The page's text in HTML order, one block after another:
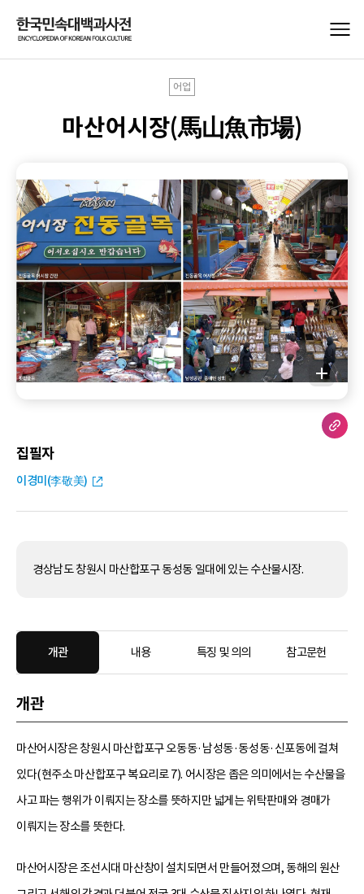
어업
마산어시장(馬山魚市場)
집필자
이경미(李敬美)
경상남도 창원시 마산합포구 동성동 일대에 있는 수산물시장.
개관 내용 특징 및 의의 참고문헌
개관
마산어시장은 창원시 마산합포구 오동동·남성동·동성동·신포동에 걸쳐
있다(현주소 마산합포구 복요리로 7). 어시장은 좁은 의미에서는 수산물을
사고 파는 행위가 이뤄지는 장소를 뜻하지만 넓게는 위탁판매와 경매가
이뤄지는 장소를 뜻한다.
마산어시장은 조선시대 마산창이 설치되면서 만들어졌으며, 동해의 원산